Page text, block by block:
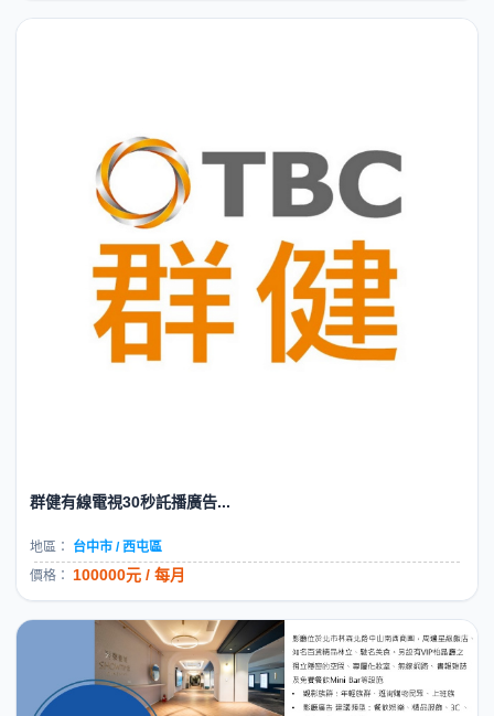
群健有線電視30秒託播廣告...
地區：
台中市 / 西屯區
價格： 100000元 / 每月